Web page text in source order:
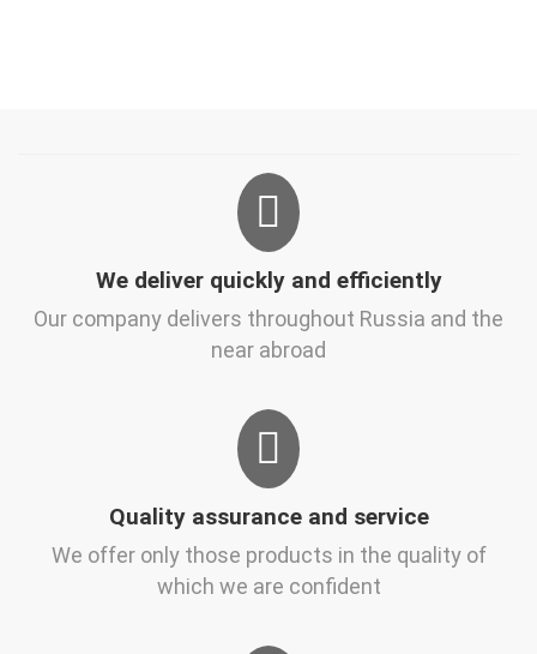
We deliver quickly and efficiently
Our company delivers throughout Russia and the
near abroad
Quality assurance and service
We offer only those products in the quality of
which we are confident